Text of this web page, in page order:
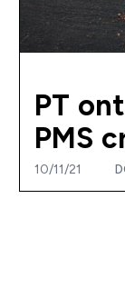
PT
PMS
10/11/21